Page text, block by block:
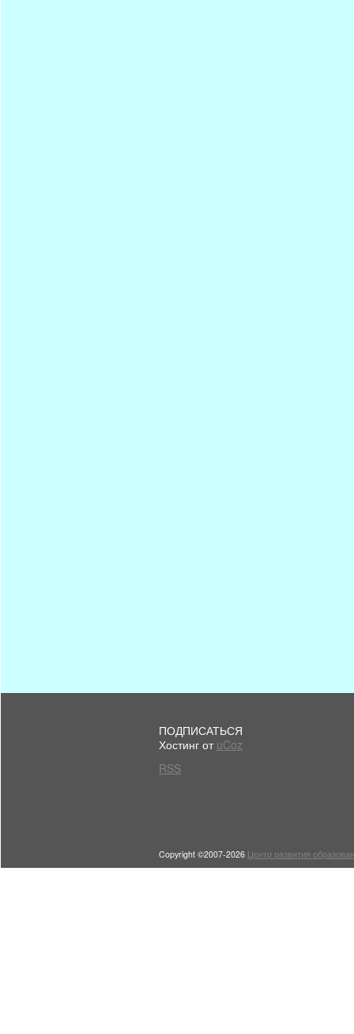
ПОДПИСАТЬСЯ
Хостинг от uCoz
RSS
Copyright ©2007-2026 Центр развития